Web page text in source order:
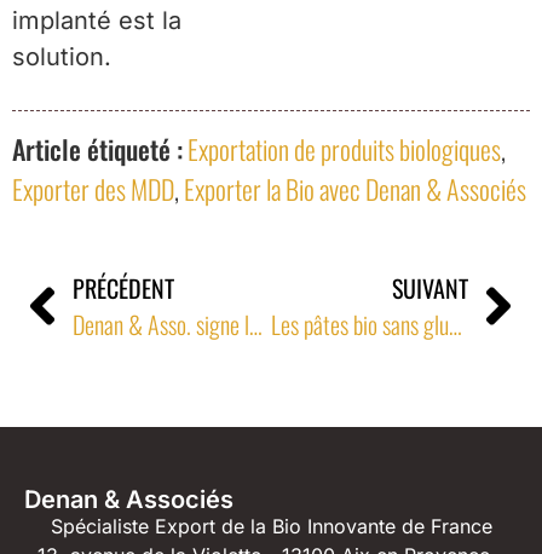
implanté est la
solution.
Article étiqueté :Exportation de produits biologiques,
Exporter des MDD,Exporter la Bio avec Denan & Associés
PRÉCÉDENT
Denan & Asso. signe le 1er réseau Italien pour cette boisson protéinée bio au cacao
SUIVANT
Les pâtes bio sans gluten dans le 1er réseau MSB Hollandais & Belge
Denan & Associés
Spécialiste Export de la Bio Innovante de France